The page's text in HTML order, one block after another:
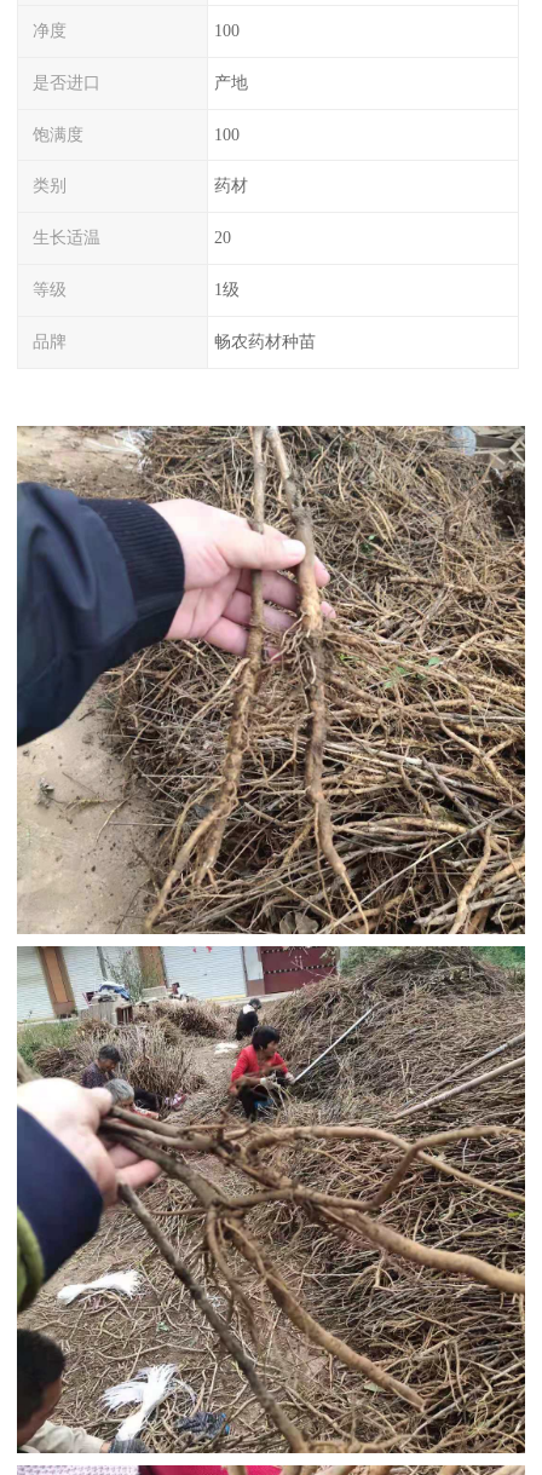
净度 100
是否进口 产地
饱满度 100
类别 药材
生长适温 20
等级 1级
品牌 畅农药材种苗